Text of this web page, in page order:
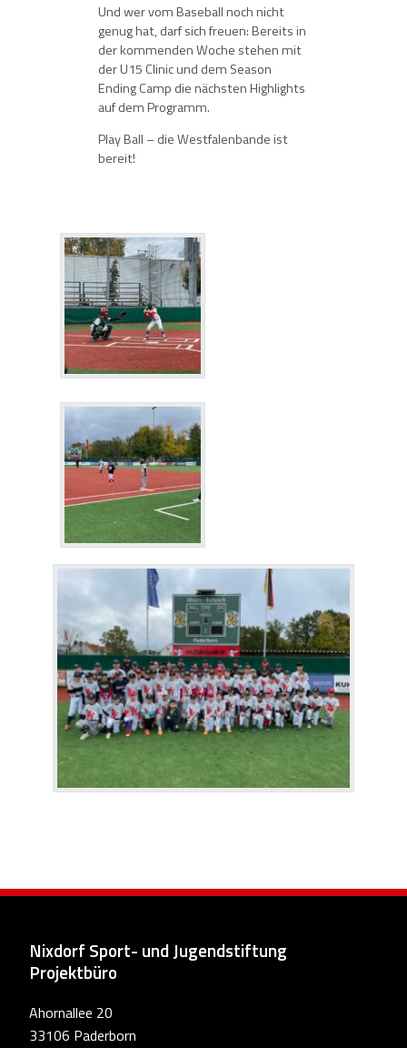
Und wer vom Baseball noch nicht
genug hat, darf sich freuen: Bereits in
der kommenden Woche stehen mit
der U15 Clinic und dem Season
Ending Camp die nächsten Highlights
auf dem Programm.
Play Ball – die Westfalenbande ist
bereit!
Nixdorf Sport- und Jugendstiftung
Projektbüro
Ahornallee 20
33106 Paderborn